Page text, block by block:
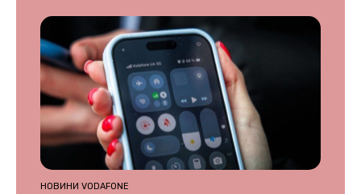
НОВИНИ VODAFONE